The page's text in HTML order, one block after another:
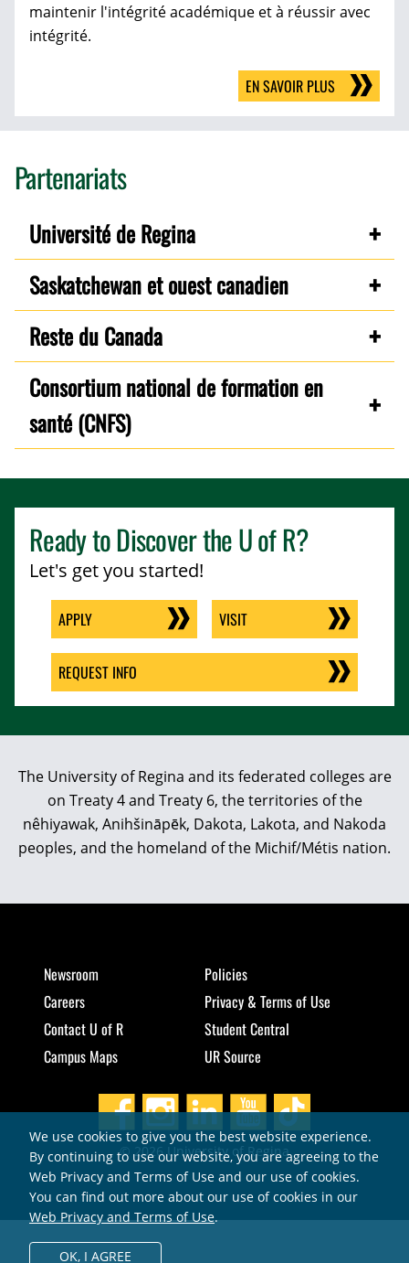
maintenir l'intégrité académique et à réussir avec
intégrité.
EN SAVOIR PLUS
Partenariats
Université de Regina
Saskatchewan et ouest canadien
Reste du Canada
Consortium national de formation en
santé (CNFS)
Ready to Discover theU of R?
Let's get you started!
APPLY VISIT
REQUEST INFO
The University of Regina and its federated colleges are
on Treaty 4 and Treaty 6, the territories of the
nêhiyawak, Anihšināpēk, Dakota, Lakota, and Nakoda
peoples, and the homeland of the Michif/Métis nation.
Newsroom
Careers
Contact U of R
Campus Maps
Policies
Privacy & Terms of Use
Student Central
UR Source
© 2026 University of Regina
We use cookies to give you the best website experience.
By continuing to use our website, you are agreeing to the
Web Privacy and Terms of Use and our use of cookies.
You can find out more about our use of cookies in our
Web Privacy and Terms of Use.
OK, I AGREE